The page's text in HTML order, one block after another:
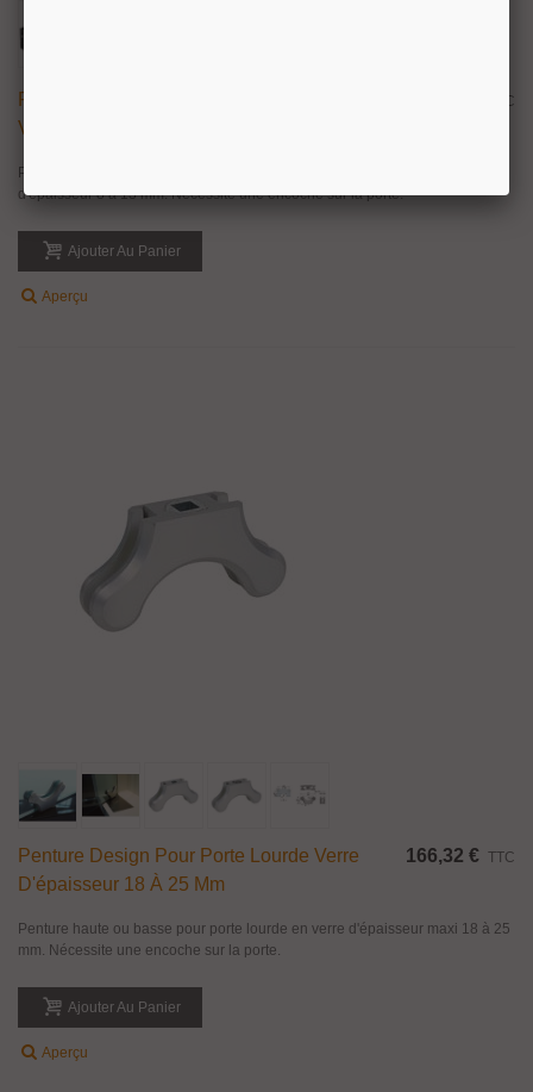
Penture D'imposte Pour Kit Penture Porte En
Verre Poids Maxi 100 Kg
TTC
Penture d'imposte supérieur en inox brossé pour porte va et vient en verre
d'épaisseur 8 à 13 mm. Nécessite une encoche sur la porte.
Ajouter Au Panier
Aperçu
Penture Design Pour Porte Lourde Verre
D'épaisseur 18 À 25 Mm
166,32 € TTC
Penture haute ou basse pour porte lourde en verre d'épaisseur maxi 18 à 25
mm. Nécessite une encoche sur la porte.
Ajouter Au Panier
Aperçu